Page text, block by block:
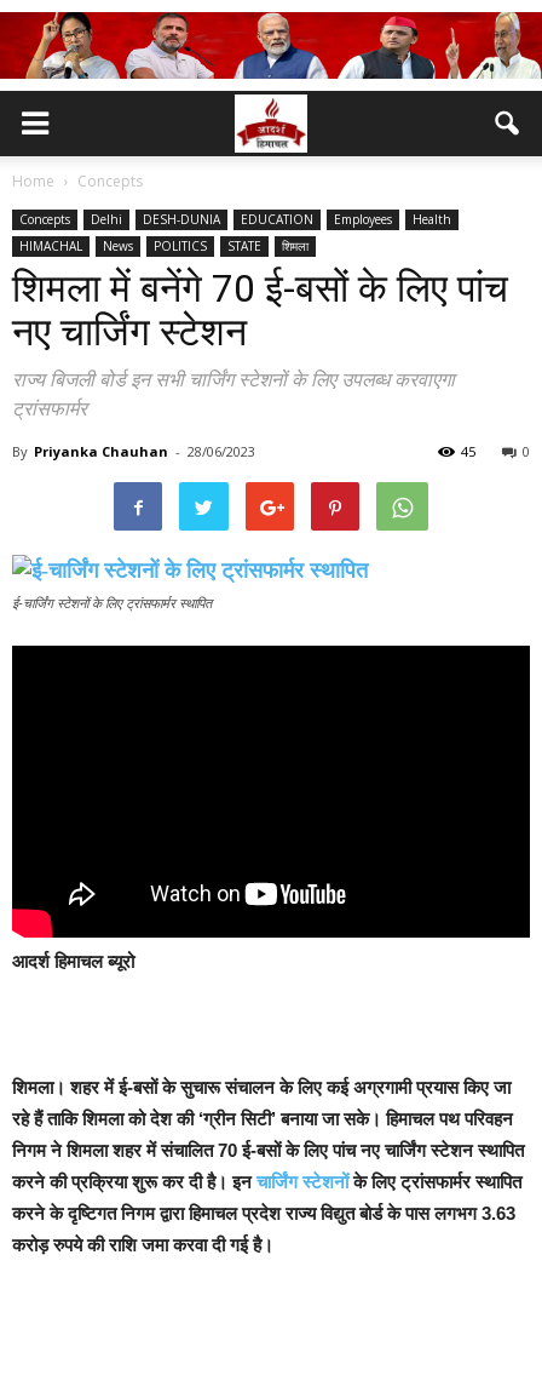
Home Concepts
Concepts Delhi DESH-DUNIA EDUCATION Employees
Health
HIMACHAL
News POLITICS STATE शिमला
शिमला में बनेंगे 70 ई-बसों के लिए पांच
नए चार्जिंग स्टेशन
राज्य बिजली बोर्ड इन सभी चार्जिंग स्टेशनों के लिए उपलब्ध करवाएगा
ट्रांसफार्मर
By Priyanka Chauhan - 28/06/2023 0
45
ई-चार्जिंग स्टेशनों के लिए ट्रांसफार्मर स्थापित
आदर्श हिमाचल ब्यूरो
शिमला। शहर में ई-बसों के सुचारू संचालन के लिए कई अग्रगामी प्रयास किए जा
रहे हैं ताकि शिमला को देश की ‘ग्रीन सिटी’ बनाया जा सके।हिमाचल पथ परिवहन
निगम ने शिमला शहर में संचालित 70 ई-बसों के लिए पांच नए चार्जिंग स्टेशन स्थापित
करने की प्रक्रिया शुरू कर दी है। इनचार्जिंग स्टेशनोंके लिए ट्रांसफार्मर स्थापित
करने के दृष्टिगत निगम द्वारा हिमाचल प्रदेश राज्य विद्युत बोर्ड के पास लगभग 3.63
करोड़ रुपये की राशि जमा करवा दी गई है।